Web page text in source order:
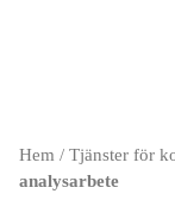
Hem / Tjänster för
analysarbete